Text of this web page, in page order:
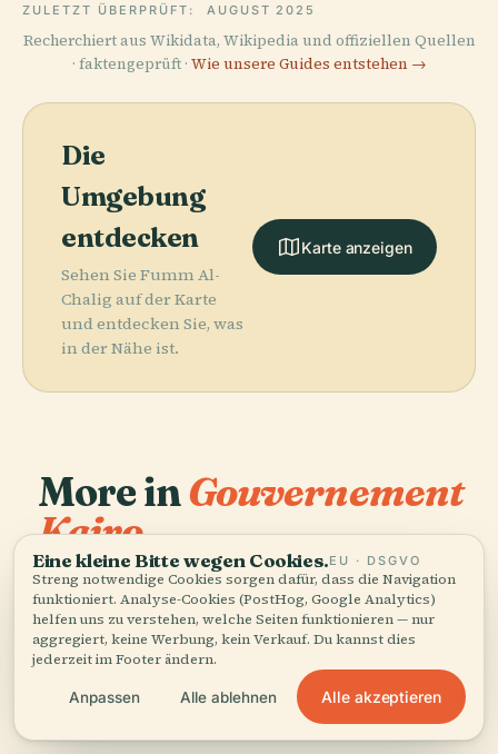
ZULETZT ÜBERPRÜFT: AUGUST 2025
Recherchiert aus Wikidata, Wikipedia und offiziellen Quellen
· faktengeprüft · Wie unsere Guides entstehen →
Die
Umgebung
entdecken
Sehen Sie Fumm Al-
Chalig auf der Karte
und entdecken Sie, was
in der Nähe ist.
Karte anzeigen
More inGouvernement
Kairo.
59 Orte zu entdecken — ein paar, die sich gut
kombinieren lassen.
PLACE
Kairo
PLACE
Sayyidna-Al-
Husain-
Moschee
PLACE
Manial-Palast
Und Museum
PLACE
Khedivial-
Opernhaus
Eine kleine Bitte wegen Cookies.EU · DSGVO
Streng notwendige Cookies sorgen dafür, dass die Navigation
funktioniert. Analyse-Cookies (PostHog, Google Analytics)
helfen uns zu verstehen, welche Seiten funktionieren — nur
aggregiert, keine Werbung, kein Verkauf. Du kannst dies
jederzeit im Footer ändern.
Anpassen Alle ablehnen Alle akzeptieren